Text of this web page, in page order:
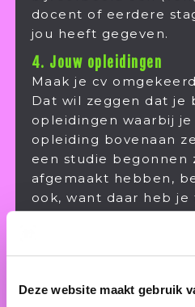
Deze website maakt gebruik
docent of eerdere
jou heeft gegeven.
4. Jouw opleidingen
Maak je cv
Dat wil zeggen dat je
opleidingen waarbij
opleiding bovenaan
een studie begonnen
afgemaakt hebben,
ook, want daar heb
bovenaan.